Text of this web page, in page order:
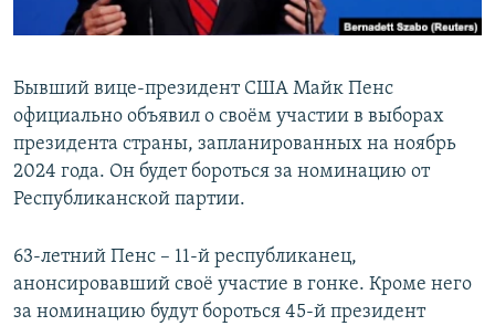
Все сайты РСЕ/РС
Бывший вице-президент США Майк Пенс
официально объявил о своём участии в выборах
президента страны, запланированных на ноябрь
2024 года. Он будет бороться за номинацию от
Республиканской партии.
63-летний Пенс – 11-й республиканец,
анонсировавший своё участие в гонке. Кроме него
за номинацию будут бороться 45-й президент